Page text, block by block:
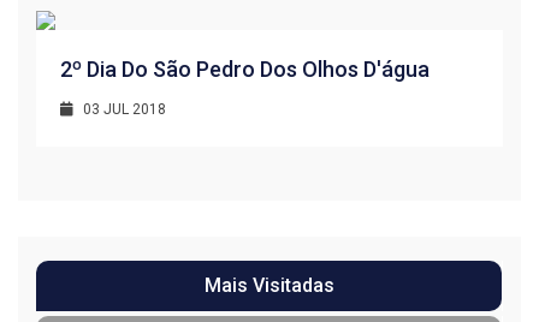
2º Dia Do São Pedro Dos Olhos D'água
03 JUL 2018
Mais Visitadas